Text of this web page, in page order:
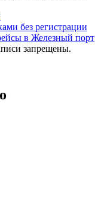
без регистрации
в Железный порт
запрещены.